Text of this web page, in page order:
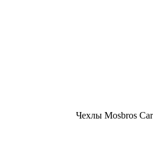
Чехлы Mosbros